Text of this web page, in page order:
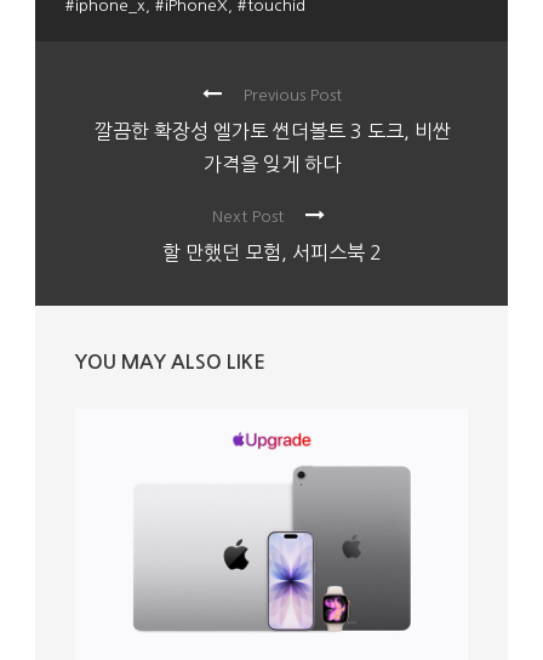
#iphone_x
#iPhoneX #touchid
Previous Post
깔끔한 확장성 엘가토 썬더볼트 3 도크, 비싼
가격을 잊게 하다
Next Post
할 만했던 모험, 서피스북 2
YOU MAY ALSO LIKE